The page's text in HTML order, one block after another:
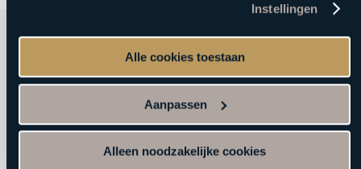
Instellingen
Alle cookies toestaan
Aanpassen
Alleen noodzakelijke cookies
Direct naar
Sauna